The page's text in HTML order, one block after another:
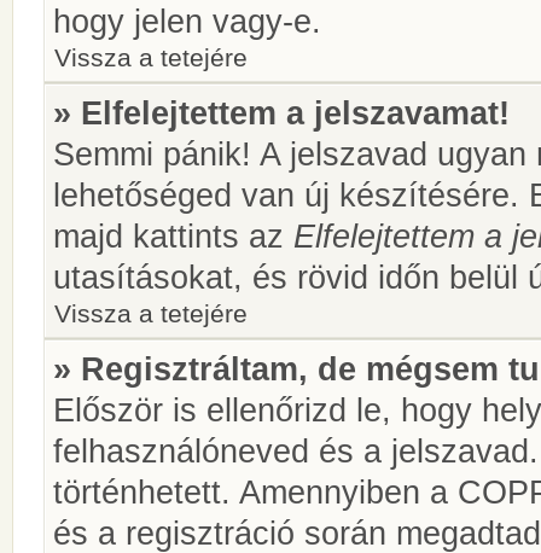
hogy jelen vagy-e.
Vissza a tetejére
» Elfelejtettem a jelszavamat!
Semmi pánik! A jelszavad
lehetőséged van új készítésére.
majd kattints az Elfelejtettem a
utasításokat, és rövid időn belül
Vissza a tetejére
» Regisztráltam, de mégsem
Először is ellenőrizd le, hogy
felhasználóneved és a
történhetett. Amennyiben a
és a regisztráció során